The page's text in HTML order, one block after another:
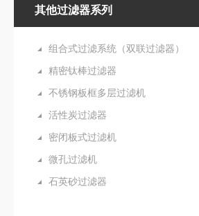
其他过滤器系列
组合式过滤系统（双联过滤器）
精密钛棒过滤器
不锈钢板框多层过滤机
活性炭过滤器
密闭板式过滤机
微孔过滤机
石英砂过滤器